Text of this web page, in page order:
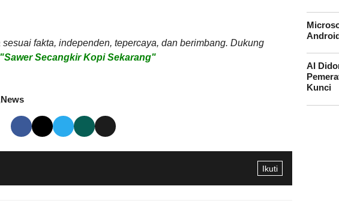
fakta, independen, tepercaya, dan berimbang. Dukung
"Sawer Secangkir Kopi Sekarang"
News
Ikuti
AI
Kunci